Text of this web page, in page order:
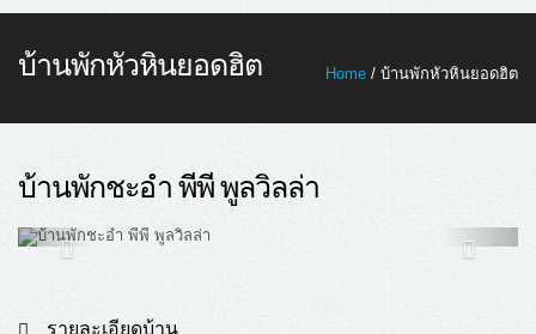
Home / บ้านพักหัวหินยอดฮิต
บ้านพักหัวหินยอดฮิต
บ้านพักชะอำ พีพี พูลวิลล่า
รายละเอียดบ้าน